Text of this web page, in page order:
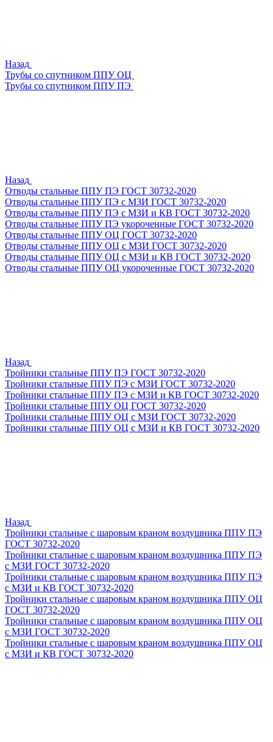
Назад
Трубы со спутником ППУ ОЦ
Трубы со спутником ППУ ПЭ
Назад
Отводы стальные ППУ ПЭ ГОСТ 30732-2020
Отводы стальные ППУ ПЭ с МЗИ ГОСТ 30732-2020
Отводы стальные ППУ ПЭ с МЗИ и КВ ГОСТ 30732-2020
Отводы стальные ППУ ПЭ укороченные ГОСТ 30732-2020
Отводы стальные ППУ ОЦ ГОСТ 30732-2020
Отводы стальные ППУ ОЦ с МЗИ ГОСТ 30732-2020
Отводы стальные ППУ ОЦ с МЗИ и КВ ГОСТ 30732-2020
Отводы стальные ППУ ОЦ укороченные ГОСТ 30732-2020
Назад
Тройники стальные ППУ ПЭ ГОСТ 30732-2020
Тройники стальные ППУ ПЭ с МЗИ ГОСТ 30732-2020
Тройники стальные ППУ ПЭ с МЗИ и КВ ГОСТ 30732-2020
Тройники стальные ППУ ОЦ ГОСТ 30732-2020
Тройники стальные ППУ ОЦ с МЗИ ГОСТ 30732-2020
Тройники стальные ППУ ОЦ с МЗИ и КВ ГОСТ 30732-2020
Назад
Тройники стальные с шаровым краном воздушника ППУ ПЭ
ГОСТ 30732-2020
Тройники стальные с шаровым краном воздушника ППУ ПЭ
с МЗИ ГОСТ 30732-2020
Тройники стальные с шаровым краном воздушника ППУ ПЭ
с МЗИ и КВ ГОСТ 30732-2020
Тройники стальные с шаровым краном воздушника ППУ ОЦ
ГОСТ 30732-2020
Тройники стальные с шаровым краном воздушника ППУ ОЦ
с МЗИ ГОСТ 30732-2020
Тройники стальные с шаровым краном воздушника ППУ ОЦ
с МЗИ и КВ ГОСТ 30732-2020